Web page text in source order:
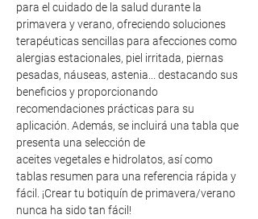
para el cuidado de la salud durante la
primavera y verano, ofreciendo soluciones
terapéuticas sencillas para afecciones como
alergias estacionales, piel irritada, piernas
pesadas, náuseas, astenia... destacando sus
beneficios y proporcionando
recomendaciones prácticas para su
aplicación. Además, se incluirá una tabla que
presenta una selección de
aceites vegetales e hidrolatos, así como
tablas resumen para una referencia rápida y
fácil. ¡Crear tu botiquín de primavera/verano
nunca ha sido tan fácil!